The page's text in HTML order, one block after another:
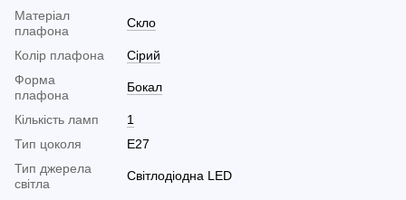
Матеріал
плафона
Скло
Колір плафона
Сірий
Форма
плафона
Бокал
Кількість ламп
1
Тип цоколя
E27
Тип джерела
світла
Світлодіодна LED